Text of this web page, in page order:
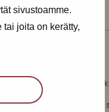
sivustoamme.
joita on kerätty,
Toimipiste:
Terveydenhoitaja,